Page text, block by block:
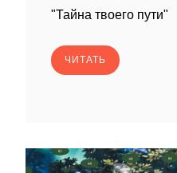
"Тайна твоего пути"
ЧИТАТЬ